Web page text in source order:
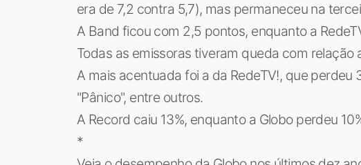
era de 7,2 contra 5,7), mas permaneceu na
A Band ficou com 2,5 pontos, enquanto a
Todas as emissoras tiveram queda com relação
A mais acentuada foi a da RedeTV!, que perdeu
"Pânico", entre outros.
A Record caiu 13%, enquanto a Globo perdeu
*